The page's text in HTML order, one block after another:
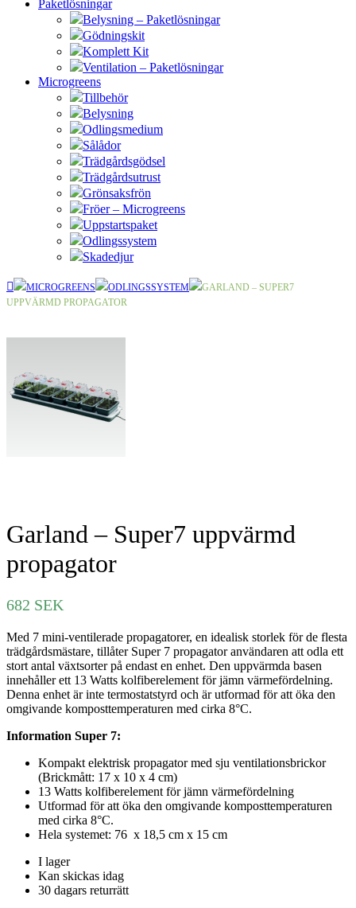
Paketlösningar
Belysning – Paketlösningar
Gödningskit
Komplett Kit
Ventilation – Paketlösningar
Microgreens
Tillbehör
Belysning
Odlingsmedium
Sålådor
Trädgårdsgödsel
Trädgårdsutrust
Grönsaksfrön
Fröer – Microgreens
Uppstartspaket
Odlingssystem
Skadedjur
MICROGREENS ODLINGSSYSTEM
GARLAND – SUPER7
UPPVÄRMD PROPAGATOR
Garland – Super7 uppvärmd
propagator
682 SEK
Med 7 mini-ventilerade propagatorer, en idealisk storlek för de flesta
trädgårdsmästare, tillåter Super 7 propagator användaren att odla ett
stort antal växtsorter på endast en enhet. Den uppvärmda basen
innehåller ett 13 Watts kolfiberelement för jämn värmefördelning.
Denna enhet är inte termostatstyrd och är utformad för att öka den
omgivande komposttemperaturen med cirka 8°C.
Information Super 7:
Kompakt elektrisk propagator med sju ventilationsbrickor
(Brickmått: 17 x 10 x 4 cm)
13 Watts kolfiberelement för jämn värmefördelning
Utformad för att öka den omgivande komposttemperaturen
med cirka 8°C.
Hela systemet: 76 x 18,5 cm x 15 cm
I lager
Kan skickas idag
30 dagars returrätt